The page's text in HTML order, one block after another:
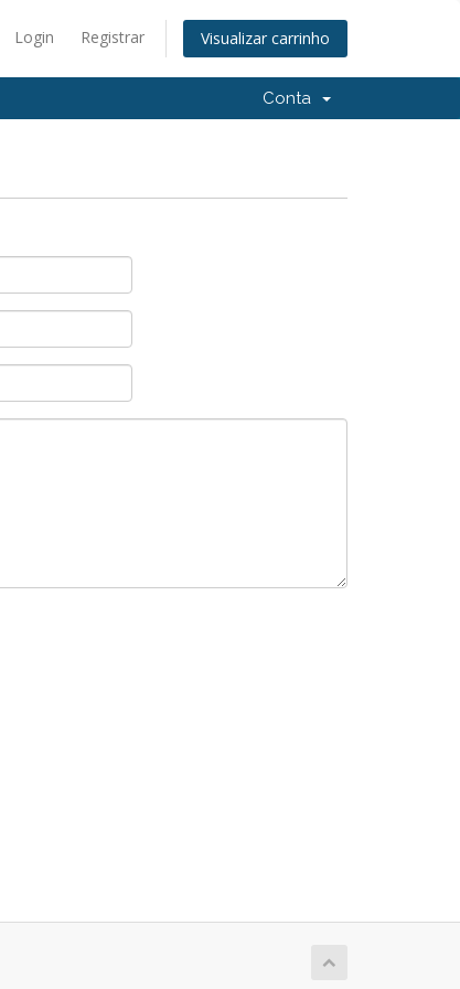
Login Registrar Visualizar carrinho
Conta